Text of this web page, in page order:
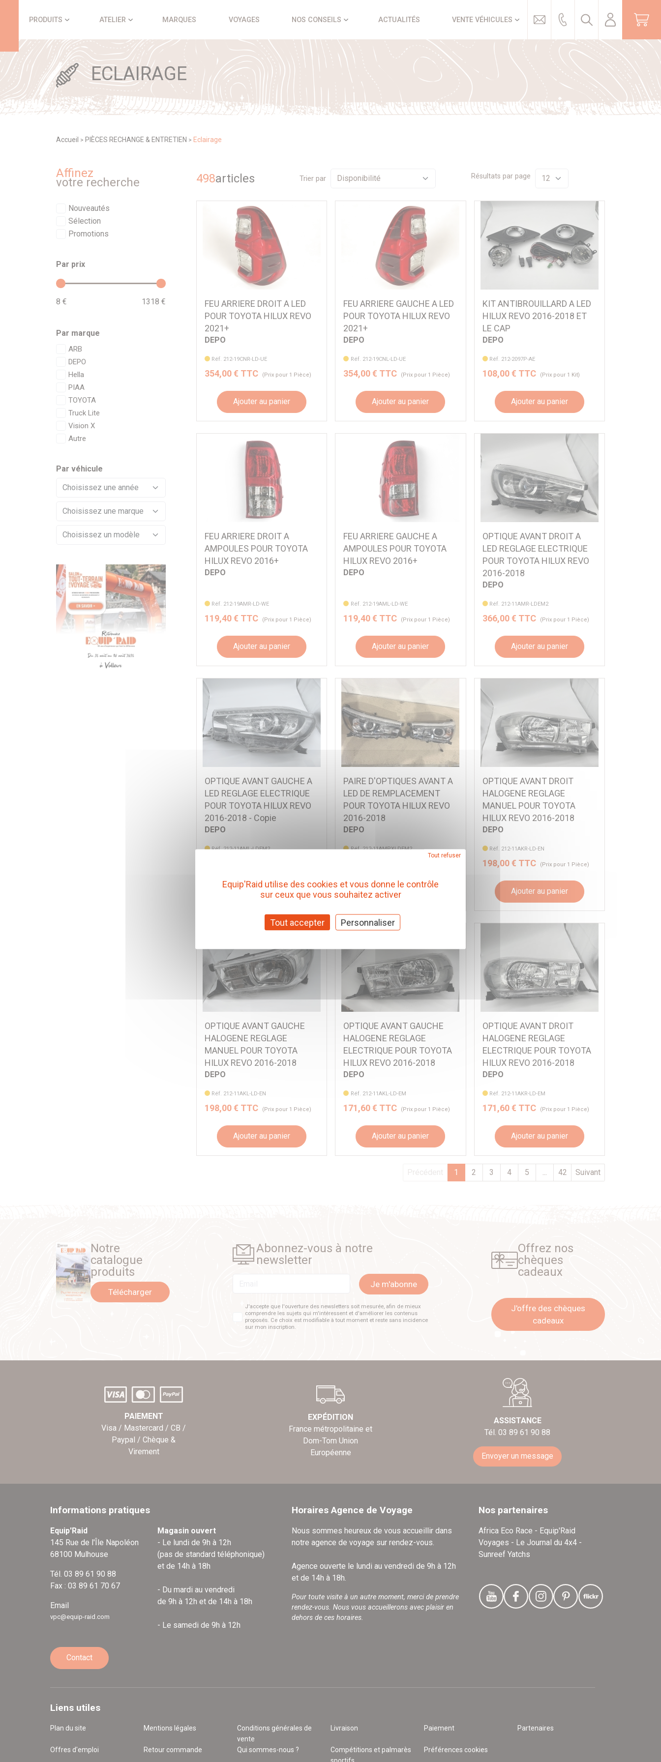
PRODUITS ATELIER MARQUES VOYAGES NOS CONSEILS ACTUALITÉS VENTE VÉHICULES
ECLAIRAGE
Accueil > PIÈCES RECHANGE & ENTRETIEN > Eclairage
498articles Trier par Résultats par page
FEU ARRIERE DROIT A LED
POUR TOYOTA HILUX REVO
2021+
DEPO
Réf. 212-19CNR-LD-UE
354,00 € TTC (Prix pour 1 Pièce)
Ajouter au panier
FEU ARRIERE GAUCHE A LED
POUR TOYOTA HILUX REVO
2021+
DEPO
Réf. 212-19CNL-LD-UE
354,00 € TTC (Prix pour 1 Pièce)
Ajouter au panier
KIT ANTIBROUILLARD A LED
HILUX REVO 2016-2018 ET
LE CAP
DEPO
Réf. 212-2097P-AE
108,00 € TTC (Prix pour 1 Kit)
Ajouter au panier
FEU ARRIERE DROIT A
AMPOULES POUR TOYOTA
HILUX REVO 2016+
DEPO
Réf. 212-19AMR-LD-WE
119,40 € TTC (Prix pour 1 Pièce)
Ajouter au panier
FEU ARRIERE GAUCHE A
AMPOULES POUR TOYOTA
HILUX REVO 2016+
DEPO
Réf. 212-19AML-LD-WE
119,40 € TTC (Prix pour 1 Pièce)
Ajouter au panier
OPTIQUE AVANT DROIT A
LED REGLAGE ELECTRIQUE
POUR TOYOTA HILUX REVO
2016-2018
DEPO
Réf. 212-11AMR-LDEM2
366,00 € TTC (Prix pour 1 Pièce)
Ajouter au panier
OPTIQUE AVANT GAUCHE A
LED REGLAGE ELECTRIQUE
POUR TOYOTA HILUX REVO
2016-2018 - Copie
DEPO
Réf. 212-11AML-LDEM2
Ajouter au panier
PAIRE D'OPTIQUES AVANT A
LED DE REMPLACEMENT
POUR TOYOTA HILUX REVO
2016-2018
DEPO
Réf. 212-11AMPXLDEM2
Ajouter au panier
OPTIQUE AVANT DROIT
HALOGENE REGLAGE
MANUEL POUR TOYOTA
HILUX REVO 2016-2018
DEPO
Réf. 212-11AKR-LD-EN
198,00 € TTC (Prix pour 1 Pièce)
Ajouter au panier
OPTIQUE AVANT GAUCHE
HALOGENE REGLAGE
MANUEL POUR TOYOTA
HILUX REVO 2016-2018
DEPO
Réf. 212-11AKL-LD-EN
198,00 € TTC (Prix pour 1 Pièce)
Ajouter au panier
OPTIQUE AVANT GAUCHE
HALOGENE REGLAGE
ELECTRIQUE POUR TOYOTA
HILUX REVO 2016-2018
DEPO
Réf. 212-11AKL-LD-EM
171,60 € TTC (Prix pour 1 Pièce)
Ajouter au panier
OPTIQUE AVANT DROIT
HALOGENE REGLAGE
ELECTRIQUE POUR TOYOTA
HILUX REVO 2016-2018
DEPO
Réf. 212-11AKR-LD-EM
171,60 € TTC (Prix pour 1 Pièce)
Ajouter au panier
Précédent 1 2 3 4 5 ... 42 Suivant
Affinez
votre recherche
Nouveautés
Sélection
Promotions
Par prix
8 € 1318 €
Par marque
ARB
DEPO
Hella
PIAA
TOYOTA
Truck Lite
Vision X
Autre
Par véhicule
Notre
catalogue
produits
Télécharger
Abonnez-vous à notre
newsletter
Je m'abonne
J'accepte que l'ouverture des newsletters soit mesurée, afin de mieux
comprendre les sujets qui m'intéressent et d'améliorer les contenus
proposés. Ce choix est modifiable à tout moment et reste sans incidence
sur mon inscription.
Offrez nos
chèques
cadeaux
J'offre des chèques
cadeaux
PAIEMENT
Visa / Mastercard / CB /
Paypal / Chèque &
Virement
EXPÉDITION
France métropolitaine et
Dom-Tom Union
Européenne
ASSISTANCE
Tél. 03 89 61 90 88
Envoyer un message
Informations pratiques
Equip'Raid
145 Rue de l'Île Napoléon
68100 Mulhouse
Tél. 03 89 61 90 88
Fax : 03 89 61 70 67
Email
vpc@equip-raid.com
Magasin ouvert
- Le lundi de 9h à 12h
(pas de standard téléphonique)
et de 14h à 18h
- Du mardi au vendredi
de 9h à 12h et de 14h à 18h
- Le samedi de 9h à 12h
Contact
Horaires Agence de Voyage
Nous sommes heureux de vous accueillir dans
notre agence de voyage sur rendez-vous.
Agence ouverte le lundi au vendredi de 9h à 12h
et de 14h à 18h.
Pour toute visite à un autre moment, merci de prendre
rendez-vous. Nous vous accueillerons avec plaisir en
dehors de ces horaires.
Nos partenaires
Africa Eco Race - Equip'Raid
Voyages - Le Journal du 4x4 -
Sunreef Yatchs
Liens utiles
Plan du site Mentions légales
Conditions générales de
vente
Livraison Paiement Partenaires
Offres d'emploi Retour commande Qui sommes-nous ?
Compétitions et palmarès
Préférences cookies
Equip'Raid utilise des cookies et vous donne le contrôle
sur ceux que vous souhaitez activer
Tout accepter
Tout refuser
Personnaliser